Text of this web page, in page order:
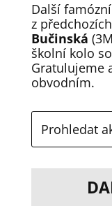
Další
z
Bučinská
školní kolo
Gratulujeme
obvodním.